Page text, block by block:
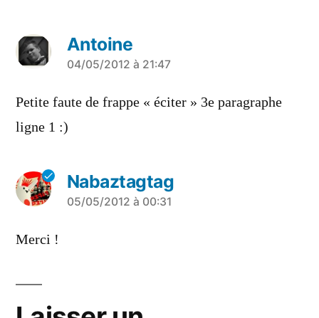
Antoine
a
dit :
04/05/2012 à 21:47
Petite faute de frappe « éciter » 3e paragraphe
ligne 1 :)
Nabaztagtag
a
05/05/2012 à 00:31
Merci !